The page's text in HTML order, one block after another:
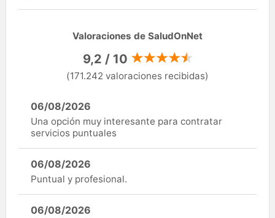
Valoraciones de SaludOnNet
9,2 / 10
(171.242 valoraciones recibidas)
06/08/2026
Una opción muy interesante para contratar
servicios puntuales
06/08/2026
Puntual y profesional.
06/08/2026